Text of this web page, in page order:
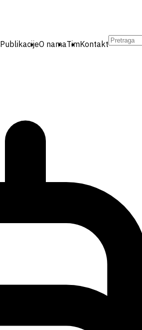
PublikacijeO namaTimKontaktPretraga: